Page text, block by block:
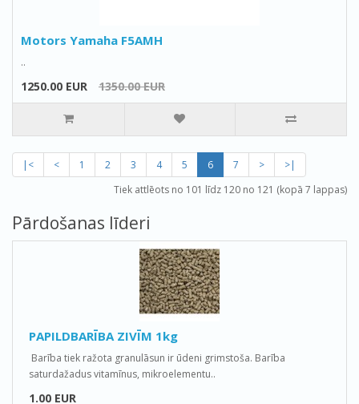
Motors Yamaha F5AMH
..
1250.00 EUR 1350.00 EUR
|< < 1 2 3 4 5 6 7 >
>|
Tiek attlēots no 101 līdz 120 no 121 (kopā 7 lappas)
Pārdošanas līderi
PAPILDBARĪBA ZIVĪM 1kg
Barība tiek ražota granulāsun ir ūdeni grimstoša. Barība
saturdažadus vitamīnus, mikroelementu..
1.00 EUR